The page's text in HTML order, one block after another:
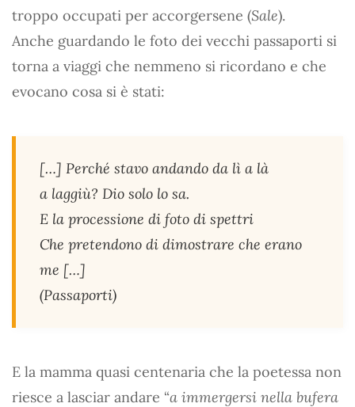
troppo occupati per accorgersene (Sale).
Anche guardando le foto dei vecchi passaporti si
torna a viaggi che nemmeno si ricordano e che
evocano cosa si è stati:
[…] Perché stavo andando da lì a là
a laggiù? Dio solo lo sa.
E la processione di foto di spettri
Che pretendono di dimostrare che erano
me […]
(Passaporti)
E la mamma quasi centenaria che la poetessa non
riesce a lasciar andare “a immergersi nella bufera